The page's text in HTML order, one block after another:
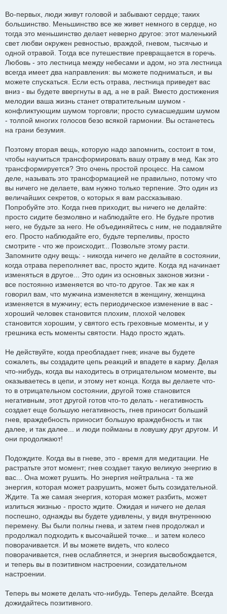
Во-первых, люди живут головой и забывают сердце; таких
большинство. Меньшинство все же живет немного в сердце, но
тогда это меньшинство делает неверно другое: этот маленький
свет любви окружен ревностью, враждой, гневом, тысячью и
одной отравой. Тогда все путешествие превращается в горечь.
Любовь - это лестница между небесами и адом, но эта лестница
всегда имеет два направления: вы можете подниматься, и вы
можете спускаться. Если есть отрава, лестница приведет вас
вниз - вы будете ввергнуты в ад, а не в рай. Вместо достижения
мелодии ваша жизнь станет отвратительным шумом -
конфликтующим шумом торговли; просто сумасшедшим шумом
- толпой многих голосов безо всякой гармонии. Вы останетесь
на грани безумия.
Поэтому вторая вещь, которую надо запомнить, состоит в том,
чтобы научиться трансформировать вашу отраву в мед. Как это
трансформируется? Это очень простой процесс. На самом
деле, называть это трансформацией не правильно, потому что
вы ничего не делаете, вам нужно только терпение. Это один из
величайших секретов, о которых я вам рассказываю.
Попробуйте это. Когда гнев приходит, вы ничего не делайте:
просто сидите безмолвно и наблюдайте его. Не будьте против
него, не будьте за него. Не объединяйтесь с ним, не подавляйте
его. Просто наблюдайте его, будьте терпеливы, просто
смотрите - что же происходит... Позвольте этому расти.
Запомните одну вещь: - никогда ничего не делайте в состоянии,
когда отрава переполняет вас, просто ждите. Когда яд начинает
изменяться в другое... Это один из основных законов жизни -
все постоянно изменяется во что-то другое. Так же как я
говорил вам, что мужчина изменяется в женщину, женщина
изменяется в мужчину; есть периодическое изменение в вас -
хороший человек становится плохим, плохой человек
становится хорошим, у святого есть греховные моменты, и у
грешника есть моменты святости. Надо просто ждать.
Не действуйте, когда преобладает гнев; иначе вы будете
сожалеть, вы создадите цепь реакций и впадете в карму. Делая
что-нибудь, когда вы находитесь в отрицательном моменте, вы
оказываетесь в цепи, и этому нет конца. Когда вы делаете что-
то в отрицательном состоянии, другой тоже становится
негативным, этот другой готов что-то делать - негативность
создает еще большую негативность, гнев приносит больший
гнев, враждебность приносит большую враждебность и так
далее, и так далее... и люди пойманы в ловушку друг другом. И
они продолжают!
Подождите. Когда вы в гневе, это - время для медитации. Не
растратьте этот момент; гнев создает такую великую энергию в
вас... Она может рушить. Но энергия нейтральна - та же
энергия, которая может разрушить, может быть созидательной.
Ждите. Та же самая энергия, которая может разбить, может
излиться жизнью - просто ждите. Ожидая и ничего не делая
поспешно, однажды вы будете удивлены, у видя внутреннюю
перемену. Вы были полны гнева, и затем гнев продолжал и
продолжал подходить к высочайшей точке... и затем колесо
поворачивается. И вы можете видеть, что колесо
поворачивается, гнев ослабляется, и энергия высвобождается,
и теперь вы в позитивном настроении, созидательном
настроении.
Теперь вы можете делать что-нибудь. Теперь делайте. Всегда
дожидайтесь позитивного.